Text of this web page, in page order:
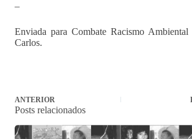
–
Enviada para Combate Racismo Ambiental
Carlos.
ANTERIOR
Posts relacionados